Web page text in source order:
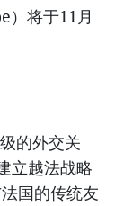
）将于11月
的外交关
立越法战略
国的传统友